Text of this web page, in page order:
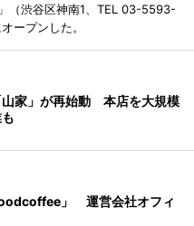
（渋谷区神南1、TEL 03-5593-
ープンした。
山家」が再始動 本店を大規模
」 運営会社オフィ